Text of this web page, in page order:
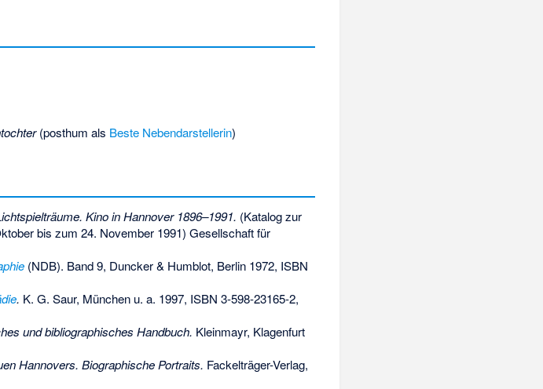
(posthum als Beste Nebendarstellerin)
Kino in Hannover 1896–1991. (Katalog zur
bis zum 24. November 1991) Gesellschaft für
(NDB). Band 9, Duncker & Humblot, Berlin 1972, ISBN
. K. G. Saur, München u. a. 1997, ISBN 3-598-23165-2,
und bibliographisches Handbuch. Kleinmayr, Klagenfurt
Hannovers. Biographische Portraits. Fackelträger-Verlag,